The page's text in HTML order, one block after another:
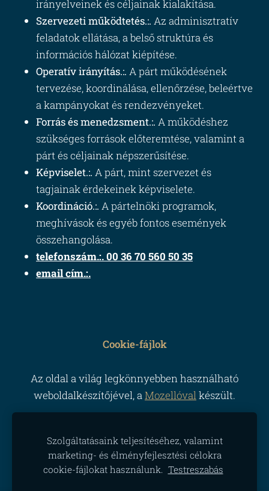
irányelveinek és céljainak kialakítása.
Szervezeti működtetés.:. Az adminisztratív
feladatok ellátása, a belső struktúra és
információs hálózat kiépítése.
Operatív irányítás.:. A párt működésének
tervezése, koordinálása, ellenőrzése, beleértve
a kampányokat és rendezvényeket.
Forrás és menedzsment.:. A működéshez
szükséges források előteremtése, valamint a
párt és céljainak népszerűsítése.
Képviselet.:. A párt, mint szervezet és
tagjainak érdekeinek képviselete.
Koordináció.:. A pártelnöki programok,
meghívások és egyéb fontos események
összehangolása.
telefonszám.:. 00 36 70 560 50 35
email cím.:.
Cookie-fájlok
Az oldal a világ legkönnyebben használható
weboldalkészítőjével, aMozellóvalkészült.
Szolgáltatásaink teljesítéséhez, valamint
marketing- és élményfejlesztési célokra
cookie-fájlokat használunk. Testreszabás